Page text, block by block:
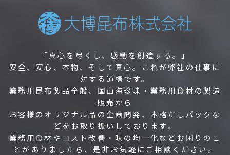
「真心を尽くし、感動を創造する。」
安全、安心、本物、そして真心。これが弊社の仕事に
対する道標です。
業務用昆布製品全般、国山海珍味・業務用食材の製造
販売から
お客様のオリジナル品の企画開発、本格だしパックな
どをお取り扱いしております。
業務用食材やコスト改善・味の均一化などお困りのこ
とがありましたら、是非お気軽にご相談ください。